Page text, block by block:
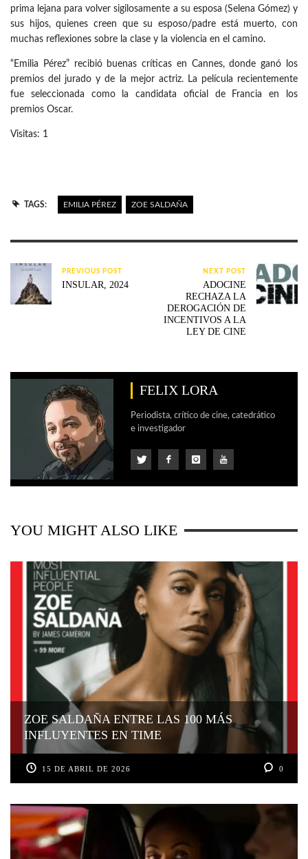
prima lejana para volver sigilosamente a su esposa (Selena Gómez) y
sus hijos, quienes creen que su esposo/padre está muerto, con
muchas reflexiones sobre la clase y la violencia en el camino.
“Emilia Pérez” recibió buenas críticas en Cannes, donde ganó los
premios del jurado y de la mejor actriz. La película recientemente
fue seleccionada como la candidata oficial de Francia en los
premios Oscar.
Visitas: 1
TAGS: EMILIA PÉREZ ZOE SALDAÑA
PREVIOUS POST
INSULAR, 2024
NEXT POST
ADOCINE
RECHAZA LA
DEROGACIÓN DE
INCENTIVOS A LA
LEY DE CINE
FELIX LORA
Periodista, crítico de cine, catedrático
e investigador
YOU MIGHT ALSO LIKE
ZOE SALDAÑA ENTRE LAS 100 MÁS
INFLUYENTES EN TIME
15 DE ABRIL DE 2026 0